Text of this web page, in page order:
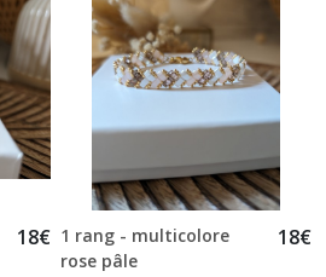
18€ 1 rang - multicolore
rose pâle
18€